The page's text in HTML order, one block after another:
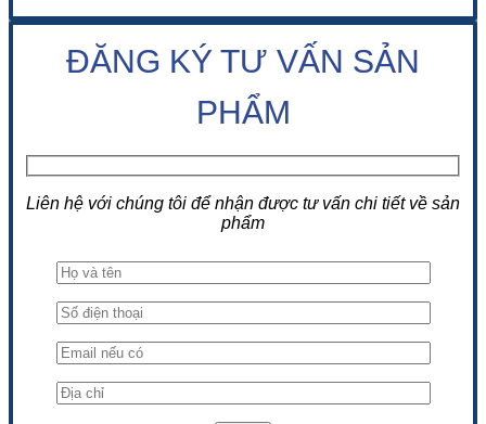
ĐĂNG KÝ TƯ VẤN SẢN
PHẨM
Liên hệ với chúng tôi để nhận được tư vấn chi tiết về sản
phẩm